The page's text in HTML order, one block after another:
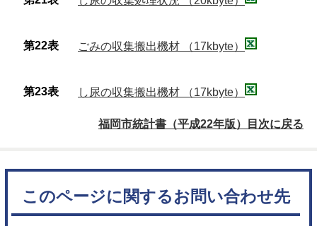
第22表 ごみの収集搬出機材 （17kbyte）
第23表 し尿の収集搬出機材 （17kbyte）
福岡市統計書（平成22年版）目次に戻る
このページに関するお問い合わせ先